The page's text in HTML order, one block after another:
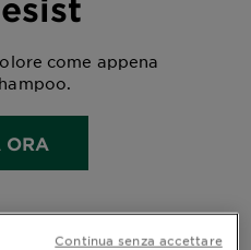
come appena
ORA
Continua senza accettare